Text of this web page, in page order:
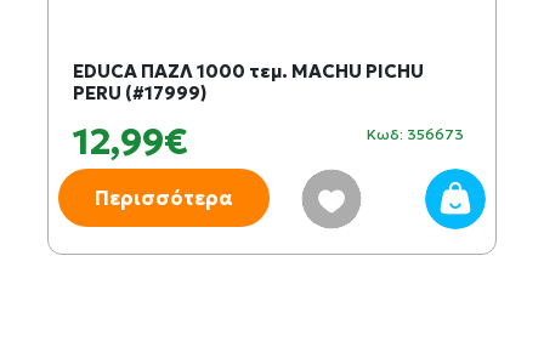
EDUCA ΠΑΖΛ 1000 τεμ. MACHU PICHU
PERU (#17999)
12,99€ Κωδ: 356673
Περισσότερα